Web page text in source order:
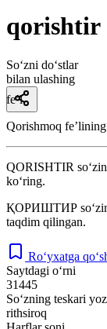
qorishtir
So‘zni do‘stlar
bilan ulashing
fe’l
Qorishmoq
QORISHTIR
ko‘ring.
ҚОРИШТИР
taqdim qilingan.
Ro‘yxatga
Saytdagi o‘rni
31445
So‘zning teskari
rithsiroq